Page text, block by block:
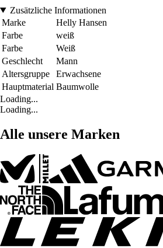
Zusätzliche Informationen
Marke
Helly Hansen
Farbe
weiß
Farbe
Weiß
Geschlecht
Mann
Altersgruppe
Erwachsene
Hauptmaterial Baumwolle
Loading...
Loading...
Alle unsere Marken